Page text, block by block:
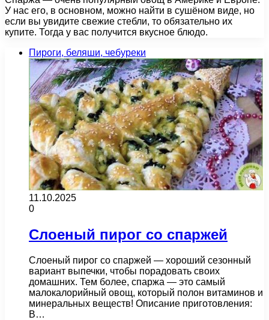
У нас его, в основном, можно найти в сушёном виде, но
если вы увидите свежие стебли, то обязательно их
купите. Тогда у вас получится вкусное блюдо.
Пироги, беляши, чебуреки
11.10.2025
0
Слоеный пирог со спаржей
Слоеный пирог со спаржей — хороший сезонный
вариант выпечки, чтобы порадовать своих
домашних. Тем более, спаржа — это самый
малокалорийный овощ, который полон витаминов и
минеральных веществ! Описание приготовления:
В…